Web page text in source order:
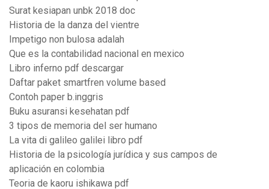
Surat kesiapan unbk 2018 doc
Historia de la danza del vientre
Impetigo non bulosa adalah
Que es la contabilidad nacional en mexico
Libro inferno pdf descargar
Daftar paket smartfren volume based
Contoh paper b.inggris
Buku asuransi kesehatan pdf
3 tipos de memoria del ser humano
La vita di galileo galilei libro pdf
Historia de la psicología jurídica y sus campos de
aplicación en colombia
Teoria de kaoru ishikawa pdf